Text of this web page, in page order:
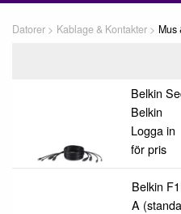
Datorer Kablage & Kontakter Mus
Belkin
Belkin
Logga in
för pris
Belkin
A